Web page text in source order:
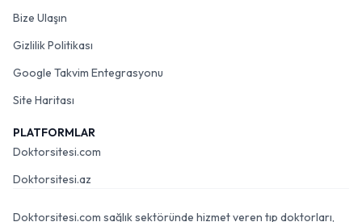
Bize Ulaşın
Gizlilik Politikası
Google Takvim Entegrasyonu
Site Haritası
PLATFORMLAR
Doktorsitesi.com
Doktorsitesi.az
Doktorsitesi.com sağlık sektöründe hizmet veren tıp doktorları,